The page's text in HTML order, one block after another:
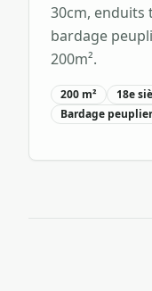
30cm, enduits
bardage
200m².
200 m² 18e
Bardage peuplier